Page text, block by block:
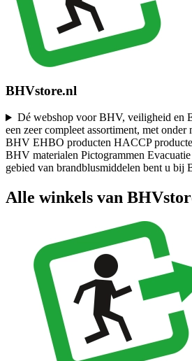
BHVstore.nl
Dé webshop voor BHV, veiligheid en
een zeer compleet assortiment, met onder
BHV EHBO producten HACCP
BHV materialen Pictogrammen
gebied van brandblusmiddelen bent u bij
Alle winkels van